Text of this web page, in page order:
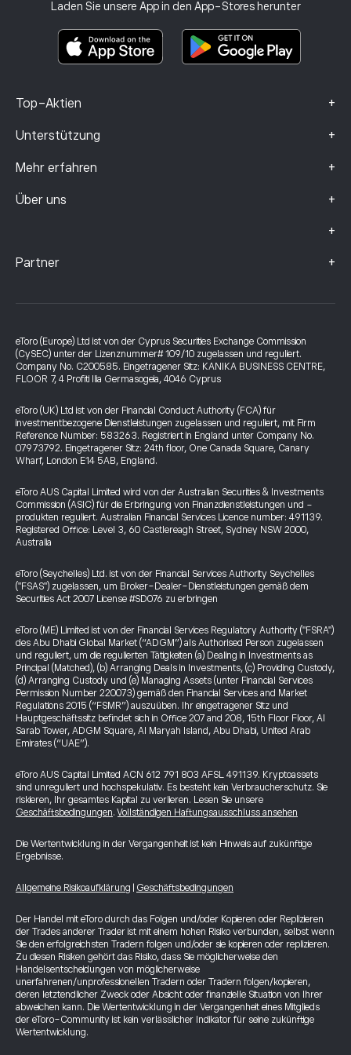
Laden Sie unsere App in den App-Stores herunter
Top-Aktien +
Unterstützung +
Mehr erfahren +
Über uns +
+
Basisinformationsblatt
Beschwerdedaten (FCA-Kunden)
Partner +
eToro (Europe) Ltd ist von der Cyprus Securities Exchange Commission
(CySEC) unter der Lizenznummer# 109/10 zugelassen und reguliert.
Company No. C200585. Eingetragener Sitz: KANIKA BUSINESS CENTRE,
FLOOR 7, 4 Profiti Ilia Germasogeia, 4046 Cyprus
eToro (UK) Ltd ist von der Financial Conduct Authority (FCA) für
investmentbezogene Dienstleistungen zugelassen und reguliert, mit Firm
Reference Number: 583263. Registriert in England unter Company No.
07973792. Eingetragener Sitz: 24th floor, One Canada Square, Canary
Wharf, London E14 5AB, England.
eToro AUS Capital Limited wird von der Australian Securities & Investments
Commission (ASIC) für die Erbringung von Finanzdienstleistungen und -
produkten reguliert. Australian Financial Services Licence number: 491139.
Registered Office: Level 3, 60 Castlereagh Street, Sydney NSW 2000,
Australia
eToro (Seychelles) Ltd. ist von der Financial Services Authority Seychelles
("FSAS") zugelassen, um Broker-Dealer-Dienstleistungen gemäß dem
Securities Act 2007 License #SD076 zu erbringen
eToro (ME) Limited ist von der Financial Services Regulatory Authority ("FSRA")
des Abu Dhabi Global Market (“ADGM”) als Authorised Person zugelassen
und reguliert, um die regulierten Tätigkeiten (a) Dealing in Investments as
Principal (Matched), (b) Arranging Deals in Investments, (c) Providing Custody,
(d) Arranging Custody und (e) Managing Assets (unter Financial Services
Permission Number 220073) gemäß den Financial Services and Market
Regulations 2015 (“FSMR”) auszuüben. Ihr eingetragener Sitz und
Hauptgeschäftssitz befindet sich in Office 207 and 208, 15th Floor Floor, Al
Sarab Tower, ADGM Square, Al Maryah Island, Abu Dhabi, United Arab
Emirates (“UAE”).
eToro AUS Capital Limited ACN 612 791 803 AFSL 491139. Kryptoassets
sind unreguliert und hochspekulativ. Es besteht kein Verbraucherschutz. Sie
riskieren, Ihr gesamtes Kapital zu verlieren. Lesen Sie unsere
Geschäftsbedingungen.Vollständigen Haftungsausschluss ansehen
Die Wertentwicklung in der Vergangenheit ist kein Hinweis auf zukünftige
Ergebnisse.
Allgemeine Risikoaufklärung Geschäftsbedingungen
Der Handel mit eToro durch das Folgen und/oder Kopieren oder Replizieren
der Trades anderer Trader ist mit einem hohen Risiko verbunden, selbst wenn
Sie den erfolgreichsten Tradern folgen und/oder sie kopieren oder replizieren.
Zu diesen Risiken gehört das Risiko, dass Sie möglicherweise den
Handelsentscheidungen von möglicherweise
unerfahrenen/unprofessionellen Tradern oder Tradern folgen/kopieren,
deren letztendlicher Zweck oder Absicht oder finanzielle Situation von Ihrer
abweichen kann. Die Wertentwicklung in der Vergangenheit eines Mitglieds
der eToro-Community ist kein verlässlicher Indikator für seine zukünftige
Wertentwicklung.